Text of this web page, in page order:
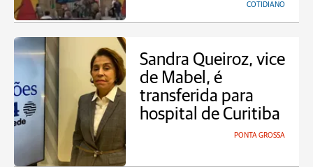
COTIDIANO
Sandra Queiroz, vice
de Mabel, é
transferida para
hospital de Curitiba
PONTA GROSSA